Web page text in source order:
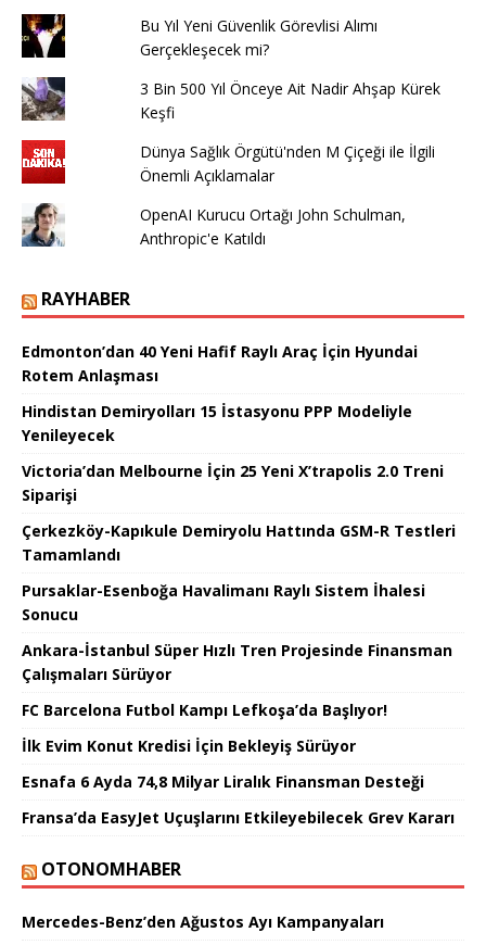
Bu Yıl Yeni Güvenlik Görevlisi Alımı
Gerçekleşecek mi?
3 Bin 500 Yıl Önceye Ait Nadir Ahşap Kürek
Keşfi
Dünya Sağlık Örgütü'nden M Çiçeği ile İlgili
Önemli Açıklamalar
OpenAI Kurucu Ortağı John Schulman,
Anthropic'e Katıldı
RAYHABER
Edmonton’dan 40 Yeni Hafif Raylı Araç İçin Hyundai
Rotem Anlaşması
Hindistan Demiryolları 15 İstasyonu PPP Modeliyle
Yenileyecek
Victoria’dan Melbourne İçin 25 Yeni X’trapolis 2.0 Treni
Siparişi
Çerkezköy-Kapıkule Demiryolu Hattında GSM-R Testleri
Tamamlandı
Pursaklar-Esenboğa Havalimanı Raylı Sistem İhalesi
Sonucu
Ankara-İstanbul Süper Hızlı Tren Projesinde Finansman
Çalışmaları Sürüyor
FC Barcelona Futbol Kampı Lefkoşa’da Başlıyor!
İlk Evim Konut Kredisi İçin Bekleyiş Sürüyor
Esnafa 6 Ayda 74,8 Milyar Liralık Finansman Desteği
Fransa’da EasyJet Uçuşlarını Etkileyebilecek Grev Kararı
OTONOMHABER
Mercedes-Benz’den Ağustos Ayı Kampanyaları